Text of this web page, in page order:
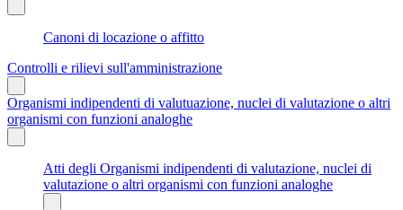
Canoni di locazione o affitto
Controlli e rilievi sull'amministrazione
Organismi indipendenti di valutuazione, nuclei di valutazione o altri
organismi con funzioni analoghe
Atti degli Organismi indipendenti di valutazione, nuclei di
valutazione o altri organismi con funzioni analoghe